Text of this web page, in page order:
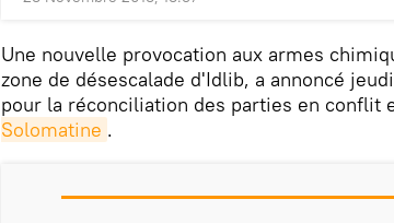
Une nouvelle provocation aux armes
zone de désescalade d'Idlib, a annoncé
pour la réconciliation des parties en conflit
Solomatine .